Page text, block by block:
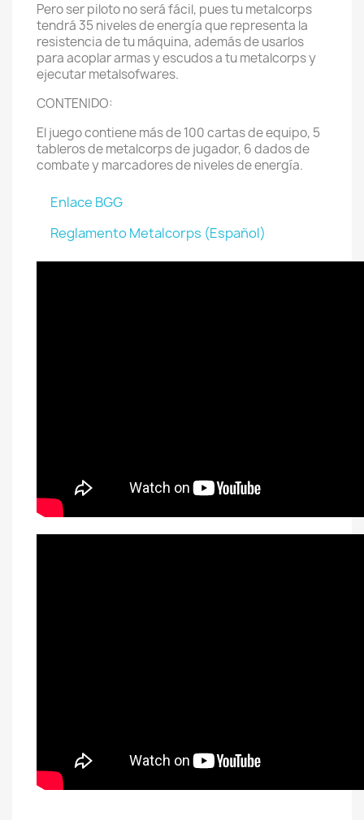
Pero ser piloto no será fácil, pues tu metalcorps
tendrá 35 niveles de energía que representa la
resistencia de tu máquina, además de usarlos
para acoplar armas y escudos a tu metalcorps y
ejecutar metalsofwares.
CONTENIDO:
El juego contiene más de 100 cartas de equipo, 5
tableros de metalcorps de jugador, 6 dados de
combate y marcadores de niveles de energía.
Enlace BGG
Reglamento Metalcorps (Español)